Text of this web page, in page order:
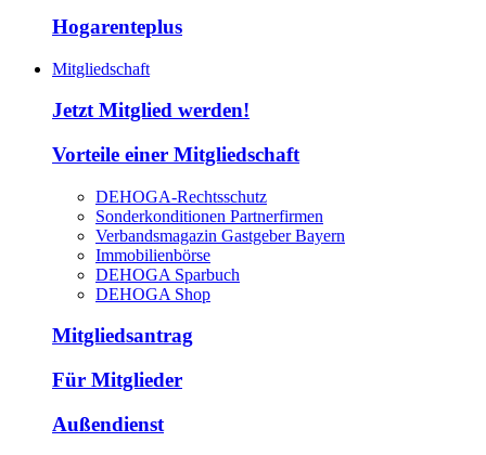
Hogarenteplus
Mitgliedschaft
Jetzt Mitglied werden!
Vorteile einer Mitgliedschaft
DEHOGA-Rechtsschutz
Sonderkonditionen Partnerfirmen
Verbandsmagazin Gastgeber Bayern
Immobilienbörse
DEHOGA Sparbuch
DEHOGA Shop
Mitgliedsantrag
Für Mitglieder
Außendienst